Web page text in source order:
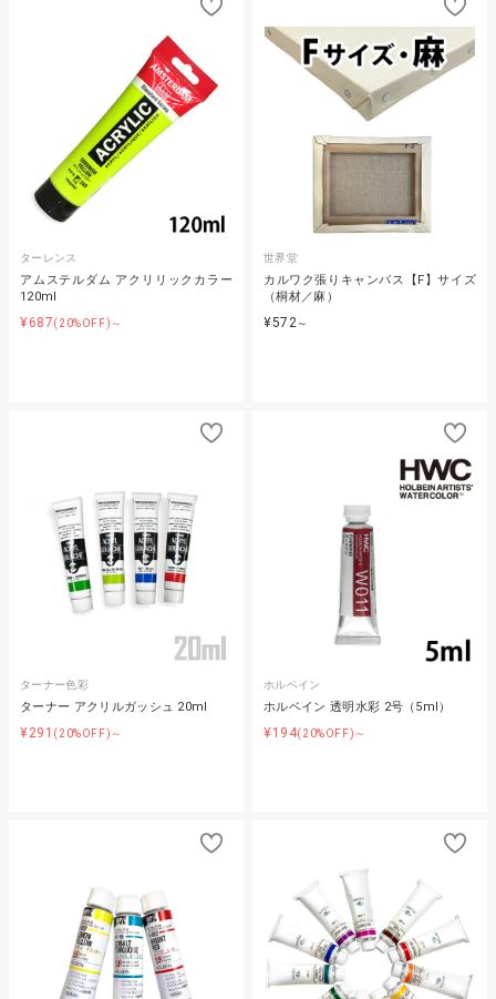
ターレンス
アムステルダム アクリリックカラー
120ml
¥687(20%OFF)～
世界堂
カルワク張りキャンバス【F】サイズ
（桐材／麻）
¥572 ～
ターナー色彩
ターナー アクリルガッシュ 20ml
¥291 (20%OFF)～
ホルベイン
ホルベイン 透明水彩 2号（5ml）
¥194(20%OFF)～